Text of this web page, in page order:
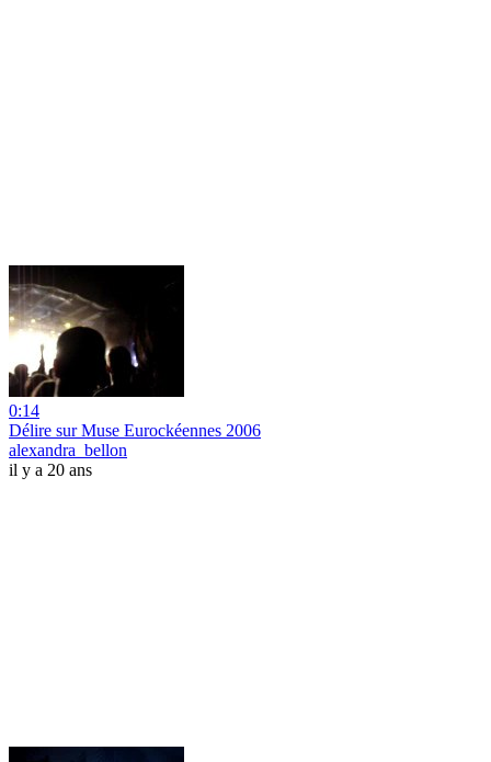
0:14
Délire sur Muse Eurockéennes 2006
alexandra_bellon
il y a 20 ans